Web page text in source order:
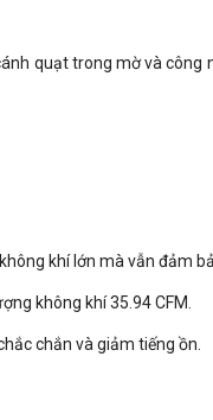
quạt trong mờ và công
khí lớn mà vẫn đảm
không khí 35.94 CFM.
chắn và giảm tiếng ồn.